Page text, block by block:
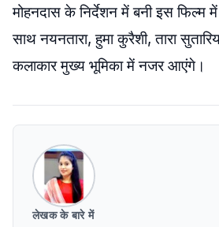
मोहनदास के निर्देशन में बनी इस फिल्म
साथ नयनतारा, हुमा कुरैशी, तारा
कलाकार मुख्य भूमिका में नजर आएंगे।
लेखक के बारे में